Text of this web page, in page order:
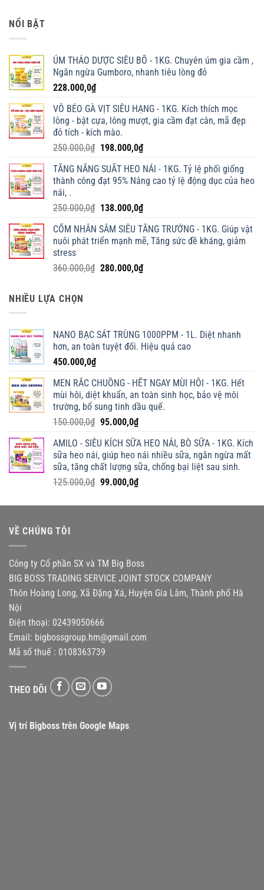
98.000,0₫
NỔI BẬT
ÚM THẢO DƯỢC SIÊU BỔ - 1KG. Chuyên úm gia cầm ,
Ngăn ngừa Gumboro, nhanh tiêu lòng đỏ
228.000,0₫
VỖ BÉO GÀ VỊT SIÊU HẠNG - 1KG. Kích thích mọc
lông - bật cựa, lông mượt, gia cầm đạt cân, mã đẹp
đỏ tích - kích mào.
250.000,0₫ Giá
là:
250.000,0₫.
198.000,0₫Giá
tại
là:
TĂNG NĂNG SUẤT HEO NÁI - 1KG. Tỷ lệ phối giống
thành công đạt 95% Nâng cao tỷ lệ động dục của heo
nái, .
250.000,0₫ Giá
là:
250.000,0₫.
138.000,0₫Giá
tại
là:
CỐM NHÂN SÂM SIÊU TĂNG TRƯỞNG - 1KG. Giúp vật
nuôi phát triển mạnh mẽ, Tăng sức đề kháng, giảm
stress
360.000,0₫ Giá
280.000,0₫Giá
NHIỀU LỰA CHỌN
NANO BẠC SÁT TRÙNG 1000PPM - 1L. Diệt nhanh
hơn, an toàn tuyệt đối. Hiệu quả cao
450.000,0₫
MEN RẮC CHUỒNG - HẾT NGAY MÙI HÔI - 1KG. Hết
mùi hôi, diệt khuẩn, an toàn sinh học, bảo vệ môi
trường, bổ sung tinh dầu quế.
150.000,0₫ Giá
là:
150.000,0₫.
95.000,0₫Giá
tại
là:
95.000,0₫.
AMILO - SIÊU KÍCH SỮA HEO NÁI, BÒ SỮA - 1KG. Kích
sữa heo nái, giúp heo nái nhiều sữa, ngăn ngừa mất
sữa, tăng chất lượng sữa, chống bại liệt sau sinh.
125.000,0₫ Giá
là:
99.000,0₫Giá
tại
VỀ CHÚNG TÔI
Công ty Cổ phần SX và TM Big Boss
BIG BOSS TRADING SERVICE JOINT STOCK COMPANY
Thôn Hoàng Long, Xã Đặng Xá, Huyện Gia Lâm, Thành phố Hà
Nội
Điện thoại: 02439050666
Email: bigbossgroup.hm@gmail.com
Mã số thuế : 0108363739
THEO DÕI
Vị trí Bigboss trên Google Maps